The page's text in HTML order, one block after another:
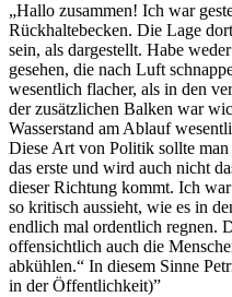
„Hallo zusammen! Ich war
Rückhaltebecken. Die Lage
sein, als dargestellt. Habe
gesehen, die nach Luft
wesentlich flacher, als in den
der zusätzlichen Balken war
Wasserstand am Ablauf
Diese Art von Politik sollte
das erste und wird auch nicht
dieser Richtung kommt. Ich
so kritisch aussieht, wie es in
endlich mal ordentlich regnen.
offensichtlich auch die
abkühlen.“ In diesem Sinne
in der Öffentlichkeit)”